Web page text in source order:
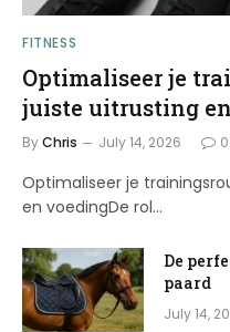
FITNESS
Optimaliseer je
juiste uitrusting
ByChris July 14, 2026 0
Optimaliseer je
en voedingDe rol…
De
paard
July 14,